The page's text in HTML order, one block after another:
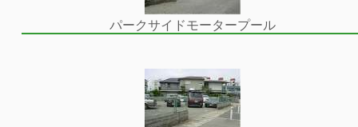
パークサイドモータープール